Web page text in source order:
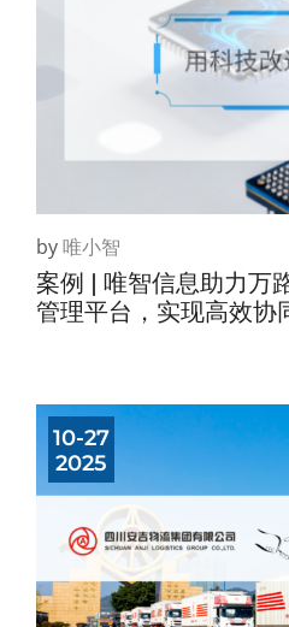
by唯小智
案例 | 唯智信息助力万
管理平台，实现高效协
10-27
2025